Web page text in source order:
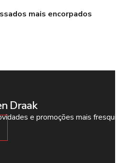
mais encorpados
Draak
e promoções mais